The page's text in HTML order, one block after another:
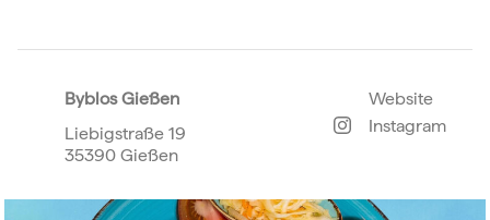
Byblos Gießen
Liebigstraße 19
35390 Gießen
Website
Instagram